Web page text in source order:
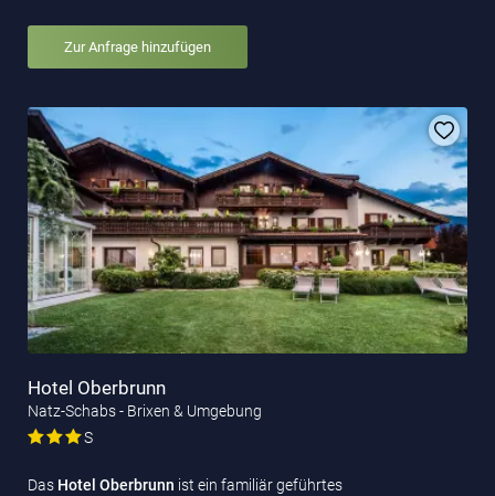
Zur Anfrage hinzufügen
Hotel Oberbrunn
Natz-Schabs - Brixen & Umgebung
S
Das Hotel Oberbrunn ist ein familiär geführtes